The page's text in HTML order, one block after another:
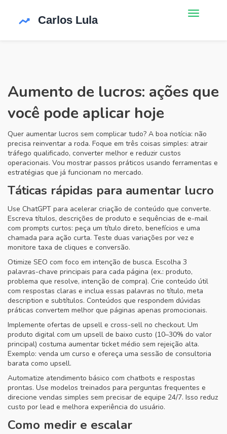
Aumento de lucros: ações que
você pode aplicar hoje
Quer aumentar lucros sem complicar tudo? A boa notícia: não
precisa reinventar a roda. Foque em três coisas simples: atrair
tráfego qualificado, converter melhor e reduzir custos
operacionais. Vou mostrar passos práticos usando ferramentas e
estratégias que já funcionam no mercado.
Táticas rápidas para aumentar lucro
Use ChatGPT para acelerar criação de conteúdo que converte.
Escreva títulos, descrições de produto e sequências de e-mail
com prompts curtos: peça um título direto, benefícios e uma
chamada para ação curta. Teste duas variações por vez e
monitore taxa de cliques e conversão.
Otimize SEO com foco em intenção de busca. Escolha 3
palavras-chave principais para cada página (ex.: produto,
problema que resolve, intenção de compra). Crie conteúdo útil
com respostas claras e inclua essas palavras no título, meta
description e subtítulos. Conteúdos que respondem dúvidas
práticas convertem melhor que páginas apenas promocionais.
Implemente ofertas de upsell e cross-sell no checkout. Um
produto digital com um upsell de baixo custo (10–30% do valor
principal) costuma aumentar ticket médio sem rejeição alta.
Exemplo: venda um curso e ofereça uma sessão de consultoria
barata como upsell.
Automatize atendimento básico com chatbots e respostas
prontas. Use modelos treinados para perguntas frequentes e
direcione vendas simples sem precisar de equipe 24/7. Isso reduz
custo por lead e melhora experiência do usuário.
Como medir e escalar